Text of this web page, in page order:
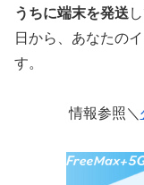
うちに端末を発送
日から、あなたの
す。
情報参照＼